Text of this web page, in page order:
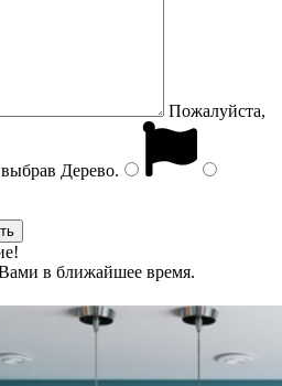
Пожалуйста,
Дерево.
в ближайшее время.